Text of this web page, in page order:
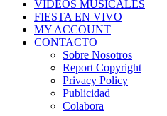
VIDEOS MUSICALES
FIESTA EN VIVO
MY ACCOUNT
CONTACTO
Sobre Nosotros
Report Copyright
Privacy Policy
Publicidad
Colabora